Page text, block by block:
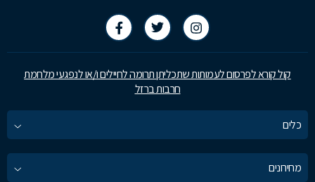
קול קורא לפרסום לעמותות שתכליתן תרומה לחיילים ו/או לנפגעי מלחמת
חרבות ברזל
כלים
מחירונים